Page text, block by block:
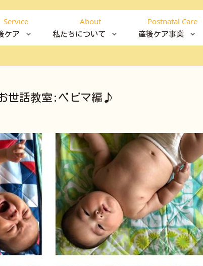
Service
ケア
About
私たちについて
Postnatal Care
産後ケア事業
世話教室:ベビマ編♪